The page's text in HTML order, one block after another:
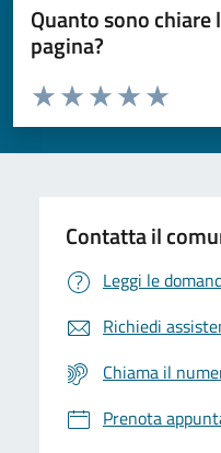
Quanto sono
pagina?
Domanda
Valuta da 1 a 5 stelle la pagina
Valuta 5
Valuta 4
Valuta 3 stelle su
Valuta 2 stelle su 5
Valuta 1 stelle su 5
Contatta il
Leggi le
Richiedi
Chiama il
Prenota